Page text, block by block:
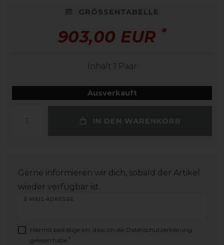
GRÖSSENTABELLE
903,00 EUR *
Inhalt 1 Paar
Ausverkauft
IN DEN WARENKORB
Gerne informieren wir dich, sobald der Artikel
wieder verfügbar ist.
E-MAIL-ADRESSE
Hiermit bestätige ich, dass ich die Daten­schutz­erklärung
gelesen habe. *